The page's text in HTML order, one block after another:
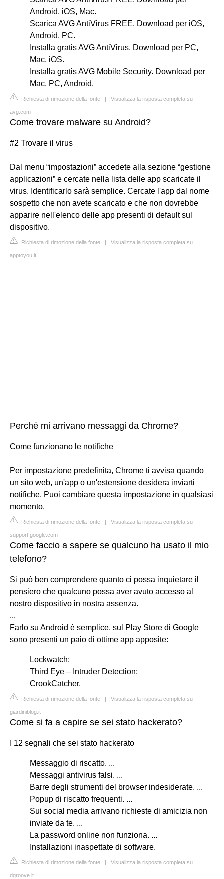
Android, iOS, Mac.
Scarica AVG AntiVirus FREE. Download per iOS,
Android, PC.
Installa gratis AVG AntiVirus. Download per PC,
Mac, iOS.
Installa gratis AVG Mobile Security. Download per
Mac, PC, Android.
Richiesta di rimozione della fonte | Visualizza la risposta completa su
avg.com
Come trovare malware su Android?
#2 Trovare il virus
Dal menu “impostazioni” accedete alla sezione “gestione
applicazioni” e cercate nella lista delle app scaricate il
virus. Identificarlo sarà semplice. Cercate l'app dal nome
sospetto che non avete scaricato e che non dovrebbe
apparire nell'elenco delle app presenti di default sul
dispositivo.
Richiesta di rimozione della fonte | Visualizza la risposta completa su
apptoyou.it
Perché mi arrivano messaggi da Chrome?
Come funzionano le notifiche
Per impostazione predefinita, Chrome ti avvisa quando
un sito web, un'app o un'estensione desidera inviarti
notifiche. Puoi cambiare questa impostazione in qualsiasi
momento.
Richiesta di rimozione della fonte | Visualizza la risposta completa su
support.google.com
Come faccio a sapere se qualcuno ha usato il mio
telefono?
Si può ben comprendere quanto ci possa inquietare il
pensiero che qualcuno possa aver avuto accesso al
nostro dispositivo in nostra assenza.
...
Farlo su Android è semplice, sul Play Store di Google
sono presenti un paio di ottime app apposite:
Lockwatch;
Third Eye – Intruder Detection;
CrookCatcher.
Richiesta di rimozione della fonte | Visualizza la risposta completa su
giardiniblog.it
Come si fa a capire se sei stato hackerato?
I 12 segnali che sei stato hackerato
Messaggio di riscatto. ...
Messaggi antivirus falsi. ...
Barre degli strumenti del browser indesiderate. ...
Popup di riscatto frequenti. ...
Sui social media arrivano richieste di amicizia non
inviate da te. ...
La password online non funziona. ...
Installazioni inaspettate di software.
Richiesta di rimozione della fonte | Visualizza la risposta completa su
dgroove.it